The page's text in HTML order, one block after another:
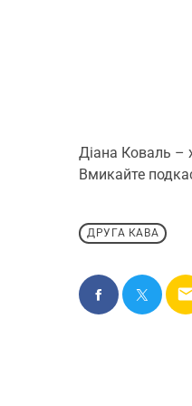
Діана Коваль –
Вмикайте
ДРУГА КАВА